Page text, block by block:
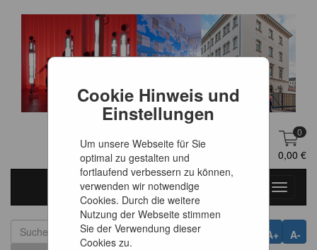
Cookie Hinweis und
Einstellungen
Um unsere Webseite für Sie
optimal zu gestalten und
fortlaufend verbessern zu können,
verwenden wir notwendige
Cookies. Durch die weitere
Nutzung der Webseite stimmen
Sie der Verwendung dieser
Cookies zu.
DE
0
0,00 €
Toggle
A-
A+